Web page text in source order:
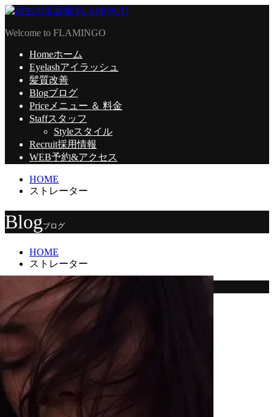
Welcome to FLAMINGO
Homeホーム
Eyelashアイラッシュ
髪質改善
Blogブログ
Price メニュー ＆ 料金
Staffスタッフ
Styleスタイル
Recruit採用情報
WEB予約&アクセス
HOME
ストレーター
Blogブログ
HOME
ストレーター
ストレーター